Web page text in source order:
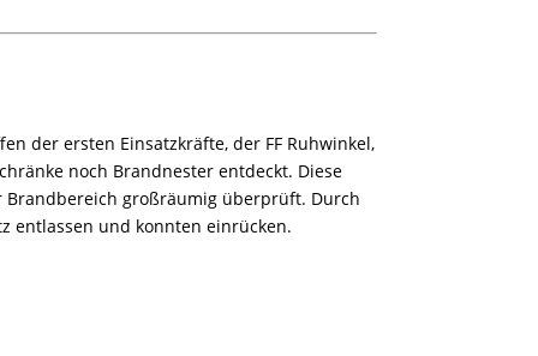
der ersten Einsatzkräfte, der FF Ruhwinkel,
noch Brandnester entdeckt. Diese
großräumig überprüft. Durch
entlassen und konnten einrücken.